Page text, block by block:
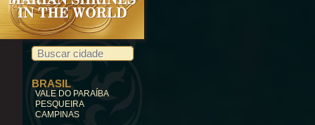
BRASIL
VALE DO PARAÍBA
PESQUEIRA
CAMPINAS